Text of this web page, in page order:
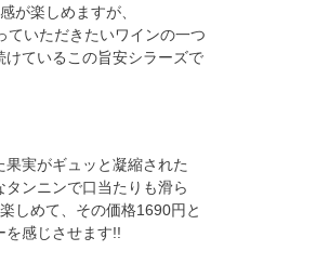
が楽しめますが、
ていただきたいワインの一つ
ているこの旨安シラーズで
実がギュッと凝縮された
ンニンで口当たりも滑ら
しめて、その価格1690円と
を感じさせます!!